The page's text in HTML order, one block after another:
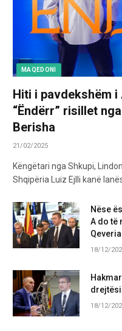
MAQEDONI
Hiti i pavdekshëm
“Ëndërr” risillet
Berisha
21/02/2025
Këngëtari nga Shkupi,
Shqipëria Luiz Ejlli kanë
Nëse
A do të
18/12/
18/12/